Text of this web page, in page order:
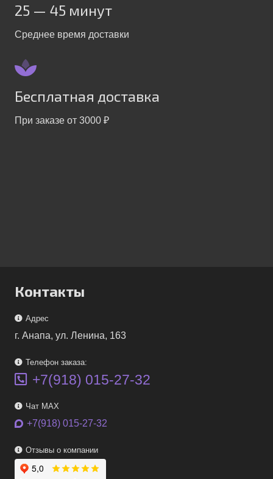
25 — 45 минут
Среднее время доставки
Бесплатная доставка
При заказе от 3000 ₽
Контакты
Адрес
г. Анапа, ул. Ленина, 163
Телефон заказа:
+7(918) 015-27-32
Чат MAX
+7(918) 015-27-32
Отзывы о компании